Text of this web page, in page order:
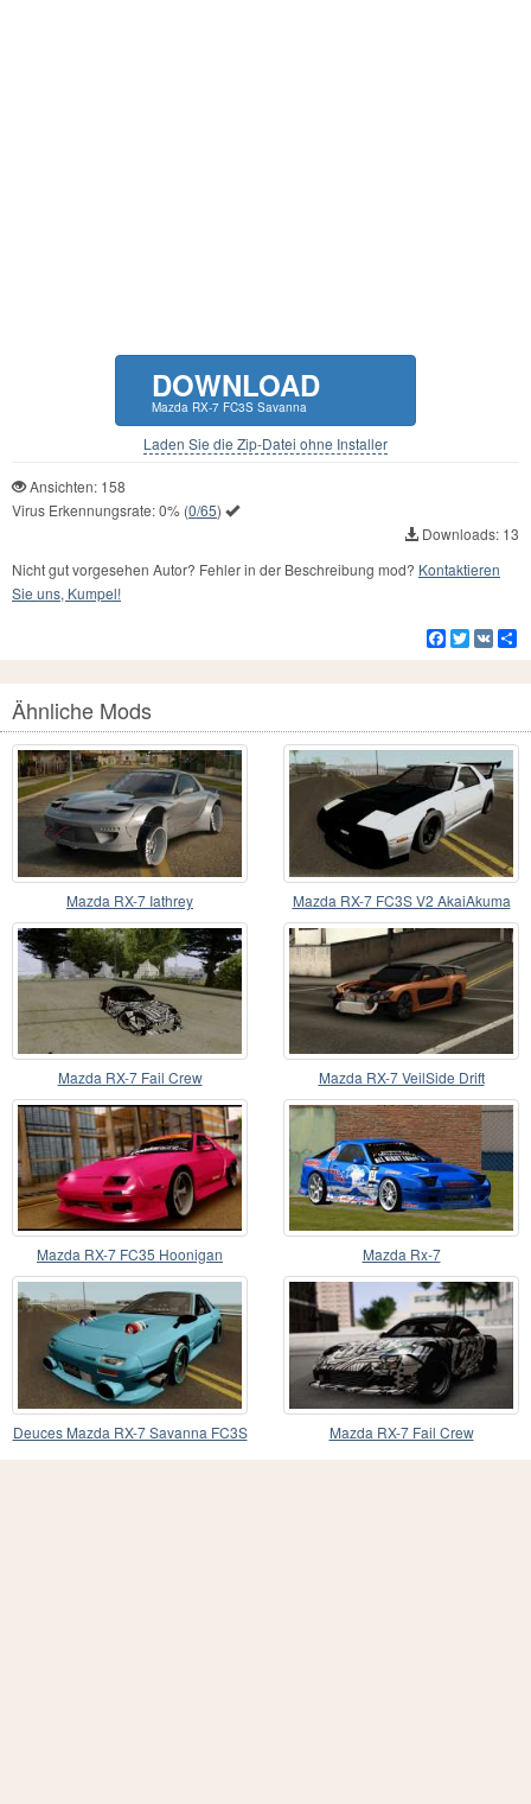
DOWNLOAD
Mazda RX-7 FC3S Savanna
Laden Sie die Zip-Datei ohne Installer
Ansichten: 158
Virus Erkennungsrate:0% (0/65)
Downloads: 13
Nicht gut vorgesehen Autor? Fehler in der Beschreibung mod? Kontaktieren
Sie uns, Kumpel!
Facebook
Twitter
VK
Ähnliche Mods
Mazda RX-7 Iathrey Mazda RX-7 FC3S V2 AkaiAkuma
Mazda RX-7 Fail Crew Mazda RX-7 VeilSide Drift
Mazda RX-7 FC35 Hoonigan Mazda Rx-7
Deuces Mazda RX-7 Savanna FC3S Mazda RX-7 Fail Crew